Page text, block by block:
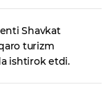
Shavkat
turizm
ishtirok etdi.